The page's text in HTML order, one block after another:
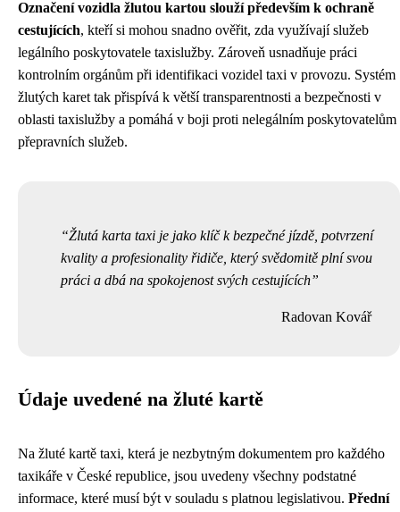
Označení vozidla žlutou kartou slouží především k ochraně
cestujících, kteří si mohou snadno ověřit, zda využívají služeb
legálního poskytovatele taxislužby. Zároveň usnadňuje práci
kontrolním orgánům při identifikaci vozidel taxi v provozu. Systém
žlutých karet tak přispívá k větší transparentnosti a bezpečnosti v
oblasti taxislužby a pomáhá v boji proti nelegálním poskytovatelům
přepravních služeb.
Žlutá karta taxi je jako klíč k bezpečné jízdě, potvrzení
kvality a profesionality řidiče, který svědomitě plní svou
práci a dbá na spokojenost svých cestujících
Radovan Kovář
Údaje uvedené na žluté kartě
Na žluté kartě taxi, která je nezbytným dokumentem pro každého
taxikáře v České republice, jsou uvedeny všechny podstatné
informace, které musí být v souladu s platnou legislativou. Přední